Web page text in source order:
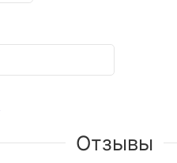
Отзывы